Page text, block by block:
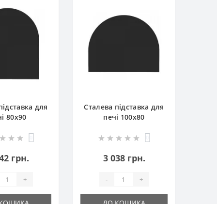
для
80х90
грн.
+
Сталева підставка для
печі 100х80
3 038 грн.
- +